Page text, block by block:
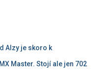
Alzy je skoro k
Master. Stojí ale jen 702